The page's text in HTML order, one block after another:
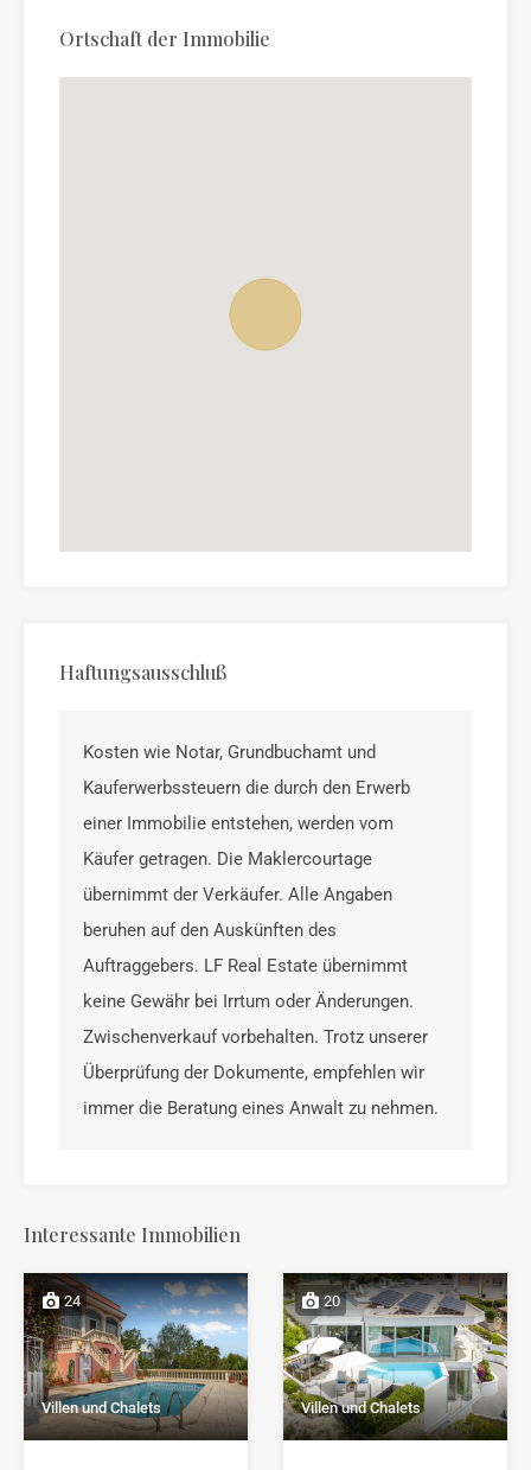
Ortschaft der Immobilie
Haftungsausschluß
Kosten wie Notar, Grundbuchamt und
Kauferwerbssteuern die durch den Erwerb
einer Immobilie entstehen, werden vom
Käufer getragen. Die Maklercourtage
übernimmt der Verkäufer. Alle Angaben
beruhen auf den Auskünften des
Auftraggebers. LF Real Estate übernimmt
keine Gewähr bei Irrtum oder Änderungen.
Zwischenverkauf vorbehalten. Trotz unserer
Überprüfung der Dokumente, empfehlen wir
immer die Beratung eines Anwalt zu nehmen.
Interessante Immobilien
24
Villen und Chalets
20
Villen und Chalets